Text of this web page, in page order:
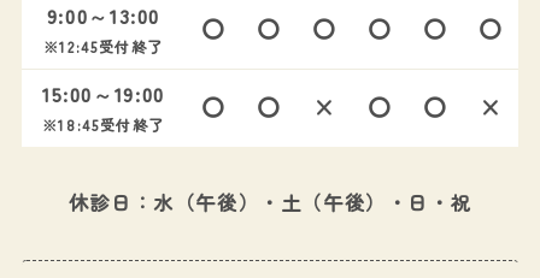
9:00～13:00
※12:45受付終了
〇 〇 〇 〇 〇 〇
15:00～19:00
※18:45受付終了
〇 〇 × 〇 〇 ×
休診日：水（午後）・土（午後）・日・祝